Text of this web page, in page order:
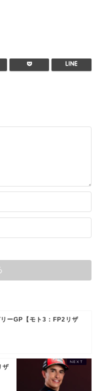
ーGP【モト3：FP2リザ
ザ